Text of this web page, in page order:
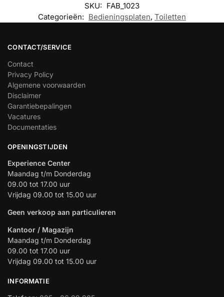
SKU: FAB_1023
Categorieën: Bedieningsplaten, Toiletten
CONTACT/SERVICE
Contact
Privacy Policy
Algemene voorwaarden
Disclaimer
Garantiebepalingen
Vacatures
Documentaties
OPENINGSTIJDEN
Experience Center
Maandag t/m Donderdag
09.00 tot 17.00 uur
Vrijdag 09.00 tot 15.00 uur
Geen verkoop aan particulieren
Kantoor / Magazijn
Maandag t/m Donderdag
09.00 tot 17.00 uur
Vrijdag 09.00 tot 15.00 uur
INFORMATIE